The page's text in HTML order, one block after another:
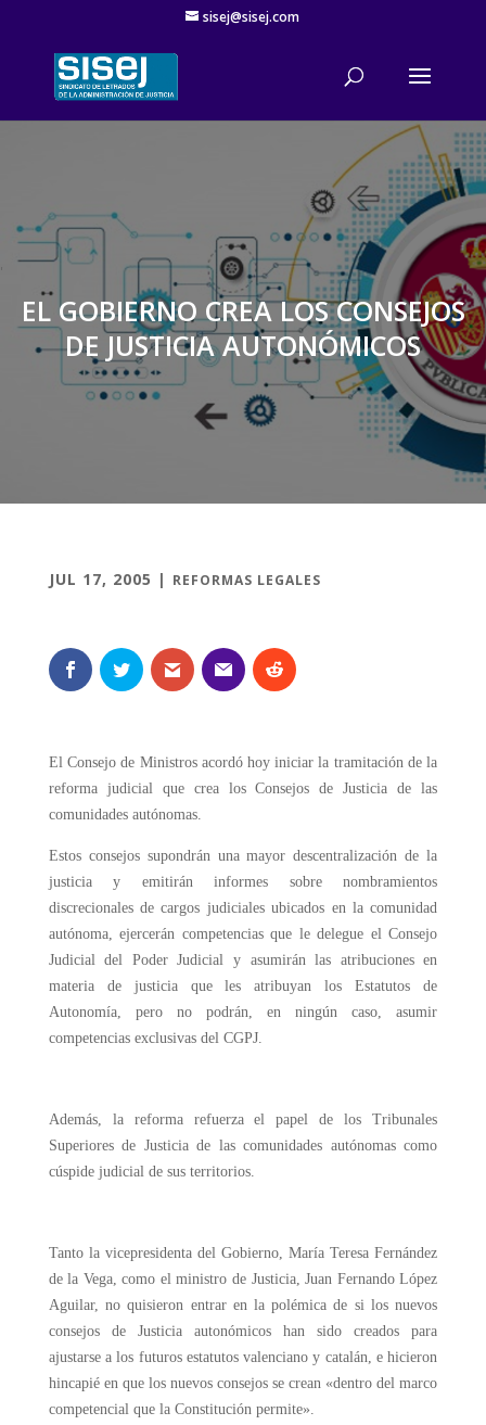
sisej@sisej.com
'
EL GOBIERNO CREA LOS CONSEJOS
DE JUSTICIA AUTONÓMICOS
JUL 17, 2005 | REFORMAS LEGALES
El Consejo de Ministros acordó hoy iniciar la tramitación de la
reforma judicial que crea los Consejos de Justicia de las
comunidades autónomas.
Estos consejos supondrán una mayor descentralización de la
justicia y emitirán informes sobre nombramientos
discrecionales de cargos judiciales ubicados en la comunidad
autónoma, ejercerán competencias que le delegue el Consejo
Judicial del Poder Judicial y asumirán las atribuciones en
materia de justicia que les atribuyan los Estatutos de
Autonomía, pero no podrán, en ningún caso, asumir
competencias exclusivas del CGPJ.
Además, la reforma refuerza el papel de los Tribunales
Superiores de Justicia de las comunidades autónomas como
cúspide judicial de sus territorios.
Tanto la vicepresidenta del Gobierno, María Teresa Fernández
de la Vega, como el ministro de Justicia, Juan Fernando López
Aguilar, no quisieron entrar en la polémica de si los nuevos
consejos de Justicia autonómicos han sido creados para
ajustarse a los futuros estatutos valenciano y catalán, e hicieron
hincapié en que los nuevos consejos se crean «dentro del marco
competencial que la Constitución permite».